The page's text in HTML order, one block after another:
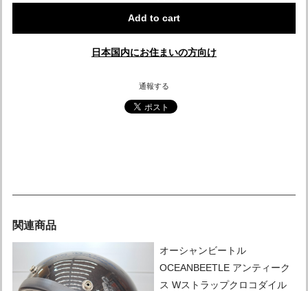
Add to cart
日本国内にお住まいの方向け
通報する
関連商品
オーシャンビートル
OCEANBEETLE アンティーク
ス Wストラップクロコダイル